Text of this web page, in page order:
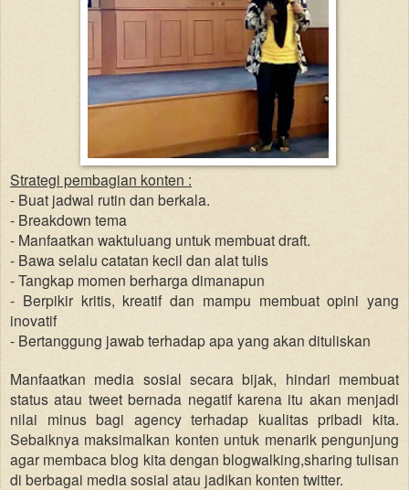
Strategi pembagian konten :
- Buat jadwal rutin dan berkala.
- Breakdown tema
- Manfaatkan waktuluang untuk membuat draft.
- Bawa selalu catatan kecil dan alat tulis
- Tangkap momen berharga dimanapun
- Berpikir kritis, kreatif dan mampu membuat opini yang
inovatif
- Bertanggung jawab terhadap apa yang akan dituliskan
Manfaatkan media sosial secara bijak, hindari membuat
status atau tweet bernada negatif karena itu akan menjadi
nilai minus bagi agency terhadap kualitas pribadi kita.
Sebaiknya maksimalkan konten untuk menarik pengunjung
agar membaca blog kita dengan blogwalking,sharing tulisan
di berbagai media sosial atau jadikan konten twitter.